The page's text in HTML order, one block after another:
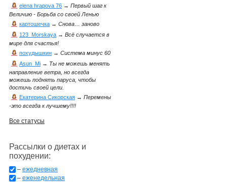
elena hrapova 76 → Первый шаг к
Величию - Борьба со своей Ленью
картошечка → Снова… заново
123_Morskaya → Всё случается в
мире для счастья!
похудышкин → Система минус 60
Asun_Mi → Ты не можешь менять
направление ветра, но всегда
можешь поднять паруса, чтобы
достичь своей цели.
Екатерина Сикорская → Перемены
-это всегда к лучшему!!!!
Все статусы
Рассылки о диетах и
похудении:
– ежедневная
– еженедельная